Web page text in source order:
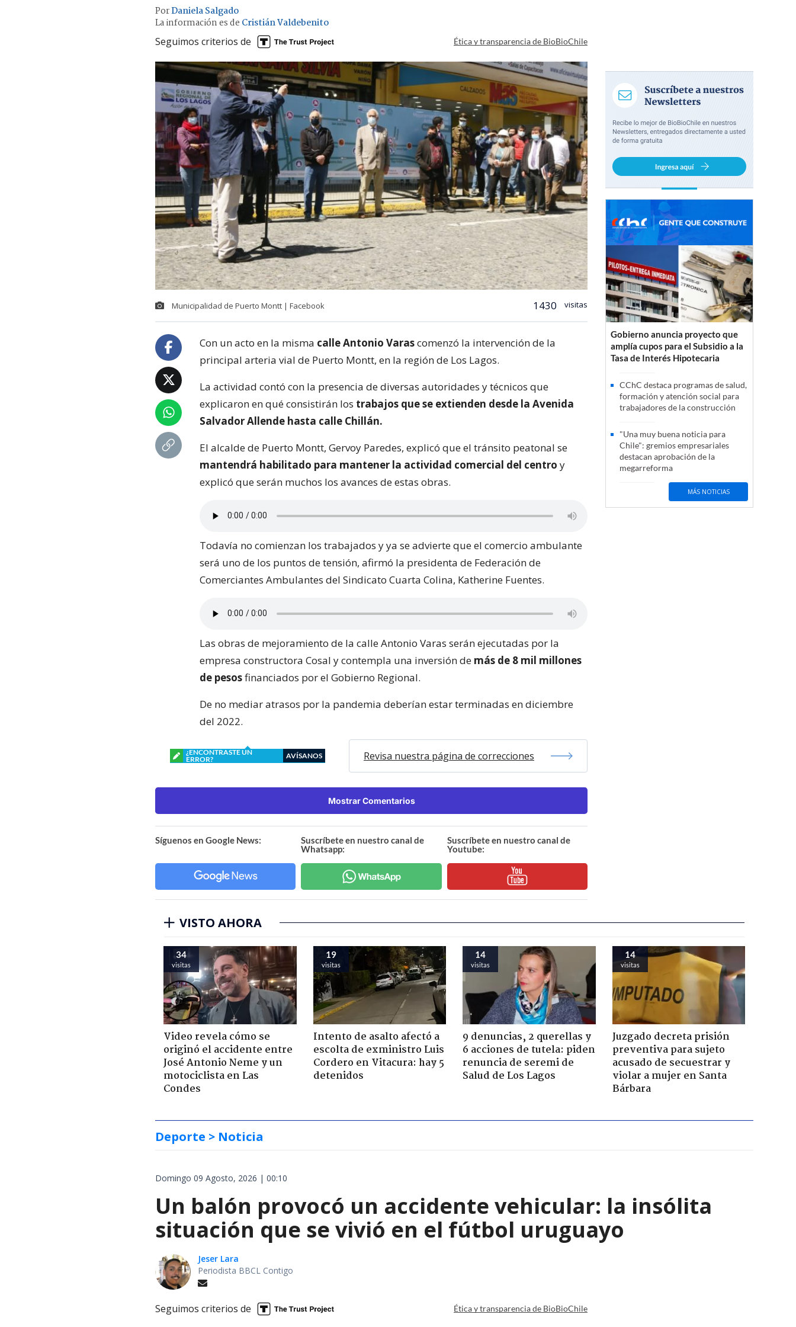
PorDaniela Salgado
La información es de Cristián Valdebenito
Seguimos criterios de Ética y transparencia de BioBioChile
Municipalidad de Puerto Montt | Facebook 1430 visitas
Con un acto en la misma calle Antonio Varascomenzó la intervención de la
principal arteria vial de Puerto Montt, en la región de Los Lagos.
La actividad contó con la presencia de diversas autoridades y técnicos que
explicaron en qué consistirán los trabajos que se extienden desde la Avenida
Salvador Allende hasta calle Chillán.
El alcalde de Puerto Montt, Gervoy Paredes, explicó que el tránsito peatonal se
mantendrá habilitado para mantener la actividad comercial del centro y
explicó que serán muchos los avances de estas obras.
Todavía no comienzan los trabajados y ya se advierte que el comercio ambulante
será uno de los puntos de tensión, afirmó la presidenta de Federación de
Comerciantes Ambulantes del Sindicato Cuarta Colina, Katherine Fuentes.
Las obras de mejoramiento de la calle Antonio Varas serán ejecutadas por la
empresa constructora Cosal y contempla una inversión de más de 8 mil millones
de pesosfinanciados por el Gobierno Regional.
De no mediar atrasos por la pandemia deberían estar terminadas en diciembre
del 2022.
¿ENCONTRASTE UN
ERROR?
AVÍSANOS Revisa nuestra página de correcciones
Mostrar Comentarios
Síguenos en Google News:
Suscríbete en nuestro canal de
Whatsapp:
Suscríbete en nuestro canal de
Youtube:
Gobierno anuncia proyecto que
amplía cupos para el Subsidio a la
Tasa de Interés Hipotecaria
CChC destaca programas de salud,
formación y atención social para
trabajadores de la construcción
"Una muy buena noticia para
Chile": gremios empresariales
destacan aprobación de la
megarreforma
MÁS NOTICIAS
VISTO AHORA
34
visitas
Video revela cómo se
originó el accidente entre
José Antonio Neme y un
motociclista en Las
Condes
19
visitas
Intento de asalto afectó a
escolta de exministro Luis
Cordero en Vitacura: hay 5
detenidos
14
visitas
9 denuncias, 2 querellas y
6 acciones de tutela: piden
renuncia de seremi de
Salud de Los Lagos
14
visitas
Juzgado decreta prisión
preventiva para sujeto
acusado de secuestrar y
violar a mujer en Santa
Bárbara
Deporte > Noticia
Domingo 09 Agosto, 2026 | 00:10
Un balón provocó un accidente vehicular: la insólita
situación que se vivió en el fútbol uruguayo
Jeser Lara
Periodista BBCL Contigo
Seguimos criterios de Ética y transparencia de BioBioChile